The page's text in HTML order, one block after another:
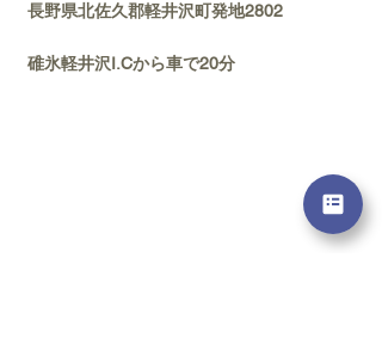
長野県北佐久郡軽井沢町発地2802
​碓氷軽井沢I.Cから車で20分